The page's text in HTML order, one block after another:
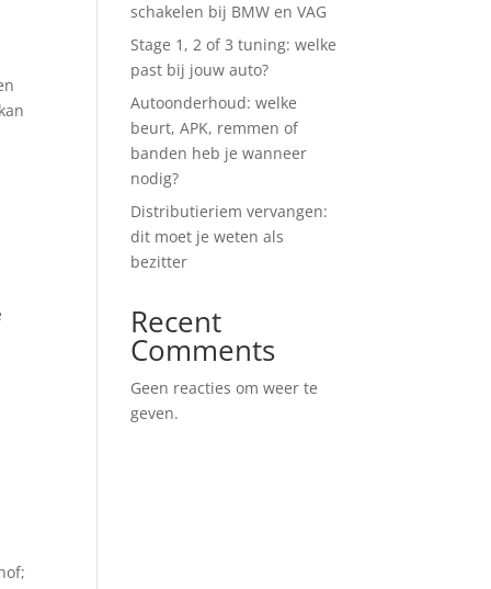
schakelen bij BMW en VAG
Stage 1, 2 of 3 tuning: welke
past bij jouw auto?
Autoonderhoud: welke
beurt, APK, remmen of
banden heb je wanneer
nodig?
Distributieriem vervangen:
dit moet je weten als
bezitter
Recent
Comments
Geen reacties om weer te
geven.